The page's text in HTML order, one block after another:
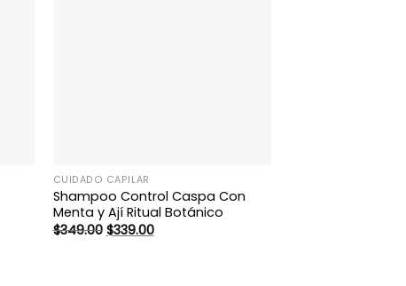
CUIDADO CAPILAR
Shampoo Control Caspa Con
Menta y Ají Ritual Botánico
$349.00 El
precio
$339.00El
precio